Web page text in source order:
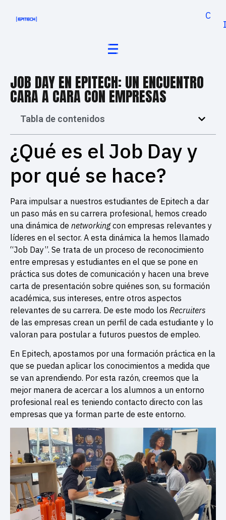
JOB DAY EN EPITECH: UN ENCUENTRO
CARA A CARA CON EMPRESAS
Tabla de contenidos
¿Qué es el Job Day y
por qué se hace?
Para impulsar a nuestros estudiantes de Epitech a dar
un paso más en su carrera profesional, hemos creado
una dinámica de networkingcon empresas relevantes y
líderes en el sector. A esta dinámica la hemos llamado
“Job Day”. Se trata de un proceso de reconocimiento
entre empresas y estudiantes en el que se pone en
práctica sus dotes de comunicación y hacen una breve
carta de presentación sobre quiénes son, su formación
académica, sus intereses, entre otros aspectos
relevantes de su carrera. De este modo los Recruiters
de las empresas crean un perfil de cada estudiante y lo
valoran para postular a futuros puestos de empleo.
En Epitech, apostamos por una formación práctica en la
que se puedan aplicar los conocimientos a medida que
se van aprendiendo. Por esta razón, creemos que la
mejor manera de acercar a los alumnos a un entorno
profesional real es teniendo contacto directo con las
empresas que ya forman parte de este entorno.